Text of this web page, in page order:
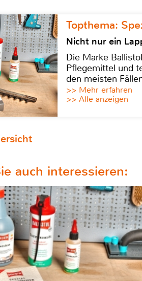
Topthema:
Nicht nur ein
Die Marke
Pflegemittel und
den meisten
>> Mehr erfahren
>> Alle anzeigen
auch interessieren: